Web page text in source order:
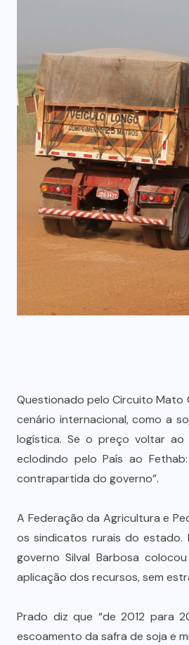
Questionado pelo Circuito Mato
cenário internacional, como a
logística. Se o preço voltar ao
eclodindo pelo País ao
contrapartida do governo”.
A Federação da Agricultura e
os sindicatos rurais do estado.
governo Silval Barbosa
aplicação dos recursos, sem
Prado diz que “de 2012 para
escoamento da safra de soja e